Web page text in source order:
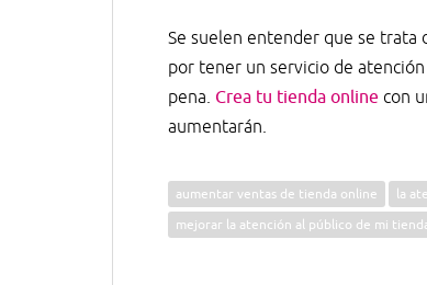
Se suelen entender que se trata
por tener un servicio de
pena. Crea tu tienda online con
aumentarán.
aumentar ventas de tienda online
la
mejorar la atención al público de mi